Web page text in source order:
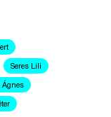
Seres Lili
Ágnes